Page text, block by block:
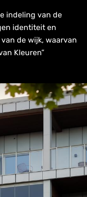
indeling van de
identiteit en
de wijk, waarvan
Kleuren”